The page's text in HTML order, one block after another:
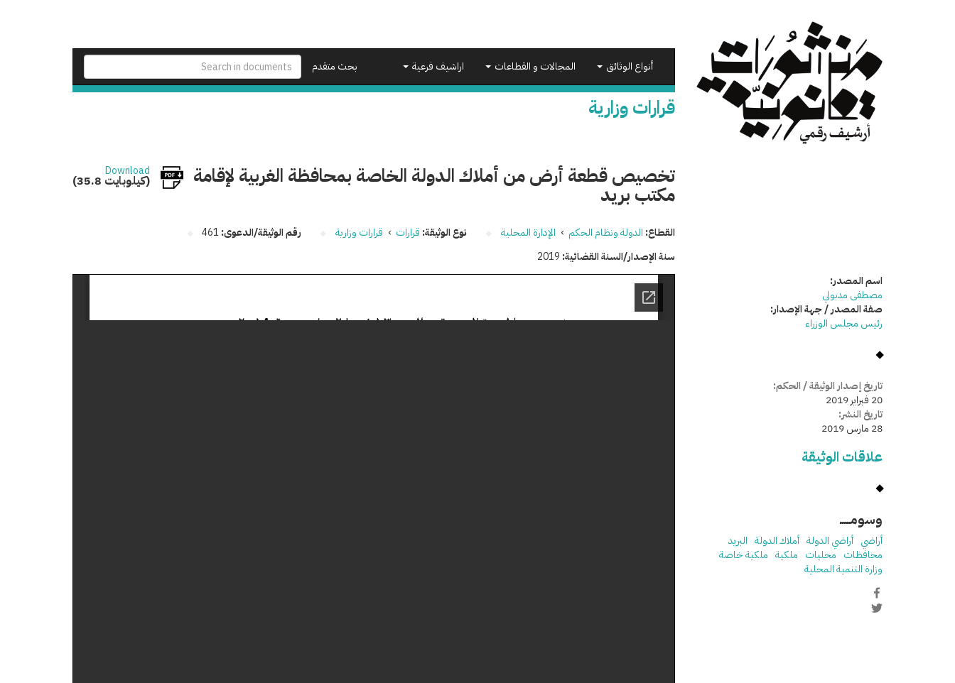
بحث متقدم
أنواع الوثائق المجالات و القطاعات اراشيف فرعية
قرارات وزارية
تخصيص قطعة أرض من أملاك الدولة الخاصة بمحافظة الغربية لإقامة
مكتب بريد
Download
(35.8 كيلوبايت)
القطاع: الدولة ونظام الحكم › الإدارة المحلية نوع الوثيقة: قرارات › قرارات وزارية رقم الوثيقة/الدعوى: 461
سنة الإصدار/السنة القضائية: 2019
اسم المصدر:
مصطفى مدبولي
صفة المصدر / جهة الإصدار:
رئيس مجلس الوزراء
تاريخ إصدار الوثيقة / الحكم:
20 فبراير 2019
تاريخ النشر:
28 مارس 2019
علاقات الوثيقة
وسومـــــ
أراضي أراضي الدولة أملاك الدولة البريد
محافظات محليات ملكية ملكية خاصة
وزارة التنمية المحلية